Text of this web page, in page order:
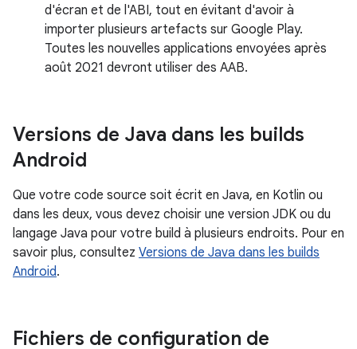
d'écran et de l'ABI, tout en évitant d'avoir à
importer plusieurs artefacts sur Google Play.
Toutes les nouvelles applications envoyées après
août 2021 devront utiliser des AAB.
Versions de Java dans les builds
Android
Que votre code source soit écrit en Java, en Kotlin ou
dans les deux, vous devez choisir une version JDK ou du
langage Java pour votre build à plusieurs endroits. Pour en
savoir plus, consultez Versions de Java dans les builds
Android.
Fichiers de configuration de